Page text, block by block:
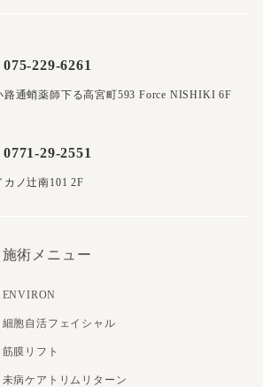
075-229-6261
通蛸薬師下る高宮町593 Force NISHIKI 6F
0771-29-2551
ノ辻南101 2F
施術メニュー
ENVIRON
細胞自活フェイシャル
筋膜リフト
未病ケアトリムリターン